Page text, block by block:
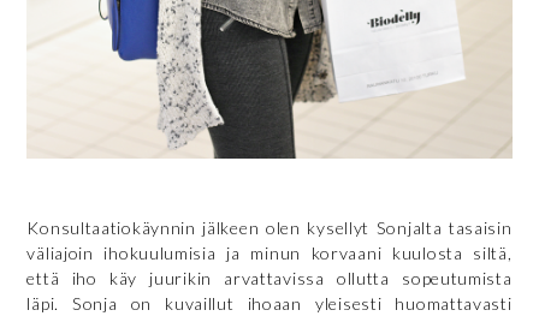
Konsultaatiokäynnin jälkeen olen kysellyt Sonjalta tasaisin
väliajoin ihokuulumisia ja minun korvaani kuulosta siltä,
että iho käy juurikin arvattavissa ollutta sopeutumista
läpi. Sonja on kuvaillut ihoaan yleisesti huomattavasti